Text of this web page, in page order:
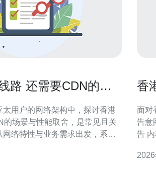
路 还需要CDN的场
用户的网络架构中，探讨香港
的场景与性能取舍，是常见且关
络特性与业务需求出发，系统
香
面对
告意
告
准备投